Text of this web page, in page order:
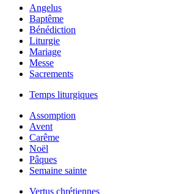
Angelus
Baptême
Bénédiction
Liturgie
Mariage
Messe
Sacrements
Temps liturgiques
Assomption
Avent
Carême
Noël
Pâques
Semaine sainte
Vertus chrétiennes